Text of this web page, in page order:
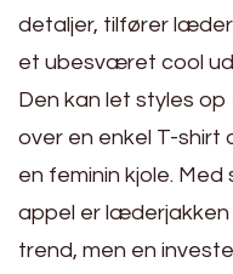
detaljer, tilfører
et ubesværet cool
Den kan let styles
over en enkel T-shirt
en feminin kjole.
appel er
trend, men en